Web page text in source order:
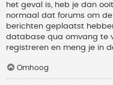
het geval is, heb je dan
normaal dat forums om
berichten geplaatst
database qua omvang te
registreren en meng je in
Omhoog